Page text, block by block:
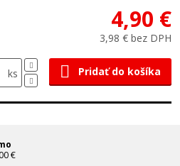
4,90 €
3,98 € bez DPH
ks Pridať do košíka
€